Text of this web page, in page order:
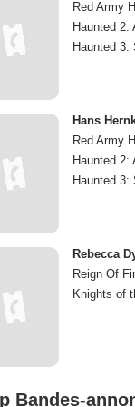
Red Army
Haunted 2:
Haunted 3:
Hans
Red Army
Haunted 2:
Haunted 3:
Rebecca
Reign Of
Knights of
Bandes-